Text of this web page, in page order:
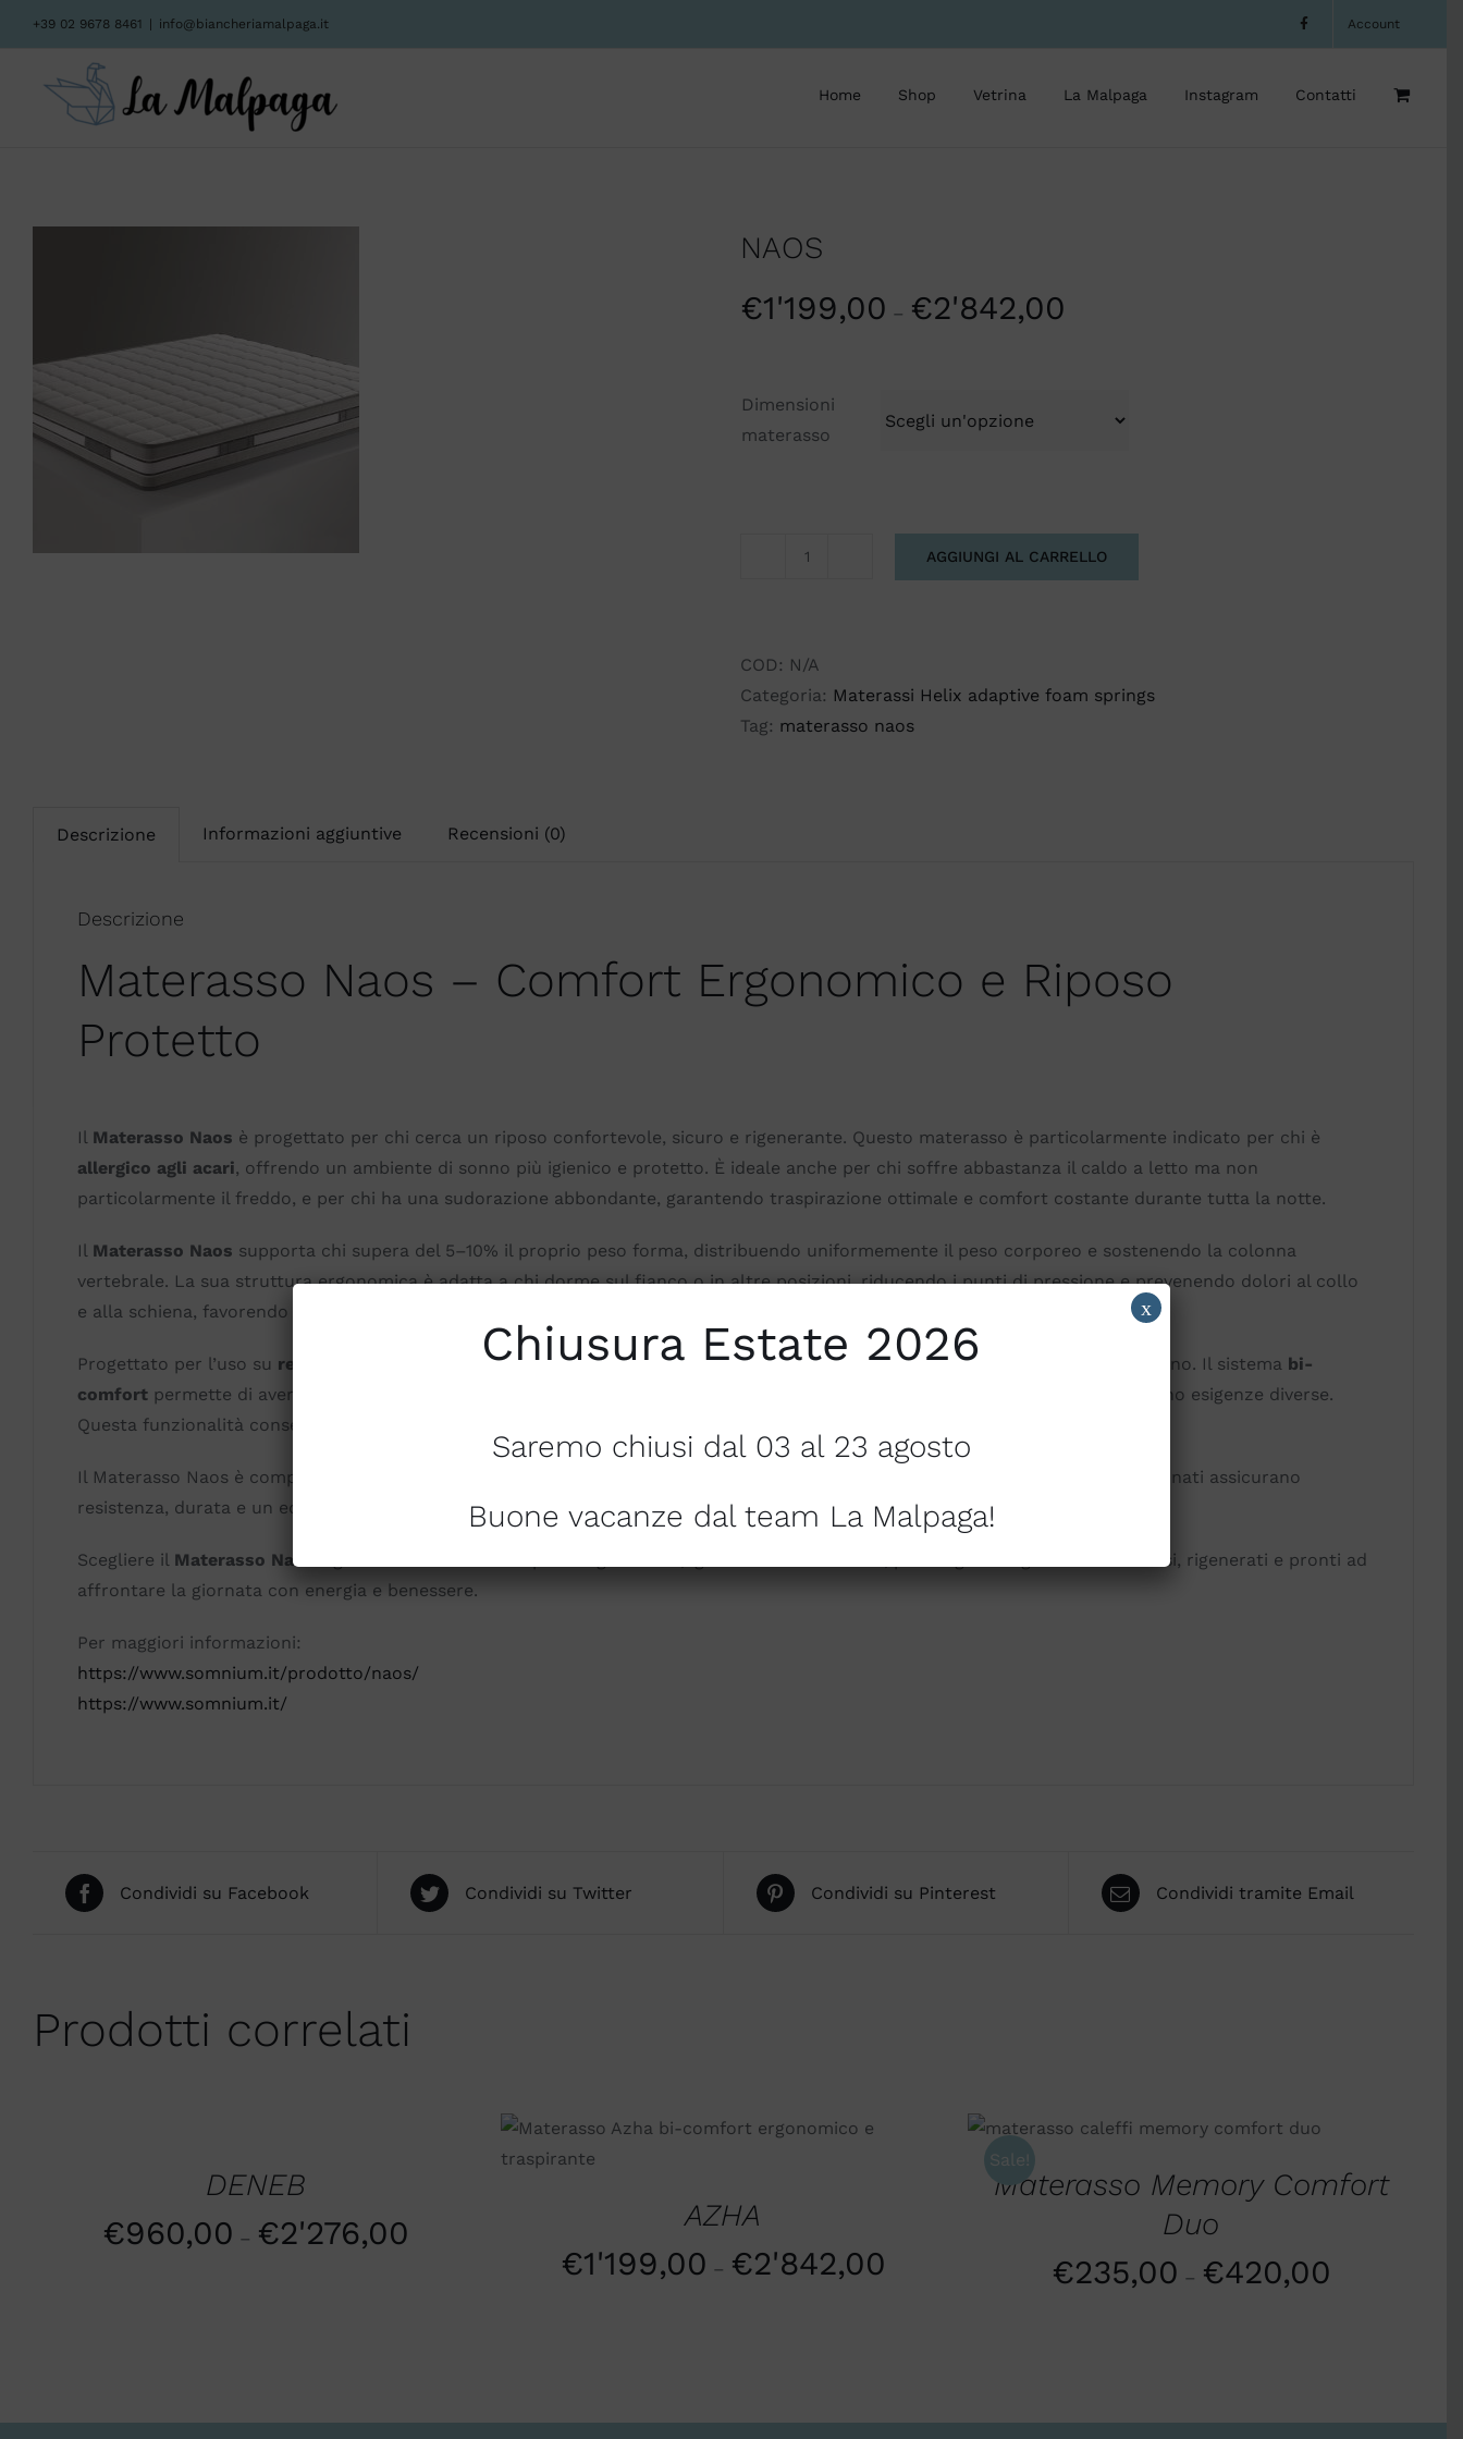
al
contenuto
+39 02 9678 8461 info@biancheriamalpaga.it Account
Home Shop Vetrina La Malpaga Instagram Contatti
NAOS
€1'199,00 – €2'842,00
Dimensioni
materasso
AGGIUNGI AL CARRELLO
COD: N/A
Categoria: Materassi Helix adaptive foam springs
Tag: materasso naos
Descrizione Informazioni aggiuntive Recensioni (0)
Descrizione
Materasso Naos – Comfort Ergonomico e Riposo
Protetto
Il Materasso Naos è progettato per chi cerca un riposo confortevole, sicuro e rigenerante. Questo materasso è particolarmente indicato per chi è
allergico agli acari, offrendo un ambiente di sonno più igienico e protetto. È ideale anche per chi soffre abbastanza il caldo a letto ma non
particolarmente il freddo, e per chi ha una sudorazione abbondante, garantendo traspirazione ottimale e comfort costante durante tutta la notte.
Il Materasso Naos supporta chi supera del 5–10% il proprio peso forma, distribuendo uniformemente il peso corporeo e sostenendo la colonna
vertebrale. La sua struttura ergonomica è adatta a chi dorme sul fianco o in altre posizioni, riducendo i punti di pressione e prevenendo dolori al collo
e alla schiena, favorendo un sonno più profondo e riposante.
Progettato per l’uso su rete snodata , il Materasso Naos si adatta ai movimenti del corpo senza compromettere stabilità e sostegno. Il sistema bi-
comfort permette di avere due diversi gradi di rigidità nello stesso materasso, perfetto per letti matrimoniali dove i partner hanno esigenze diverse.
Questa funzionalità consente di personalizzare il comfort e migliorare la qualità del sonno per entrambi.
Il Materasso Naos è completamente sfoderabile, facilitando la pulizia e garantendo igiene costante nel tempo. I materiali selezionati assicurano
resistenza, durata e un equilibrio ottimale tra sostegno e morbidezza, per notti serene e riposanti.
Scegliere il Materasso Naos
significa investire in un riposo ergonomico, igienico e confortevole, per svegliarsi ogni mattina distesi, rigenerati e pronti ad
affrontare la giornata con energia e benessere.
Per maggiori informazioni:
https://www.somnium.it/prodotto/naos/
https://www.somnium.it/
Condividi su Facebook Condividi su Twitter Condividi su Pinterest Condividi tramite Email
Prodotti correlati
DENEB
€960,00 – €2'276,00 AZHA
€1'199,00 – €2'842,00
Sale!
SCEGLI / QUICK VIEW
Materasso Memory Comfort
Duo
€235,00 – €420,00
Chiusura Estate 2026
Saremo chiusi dal 03 al 23 agosto
Buone vacanze dal team La Malpaga!
x